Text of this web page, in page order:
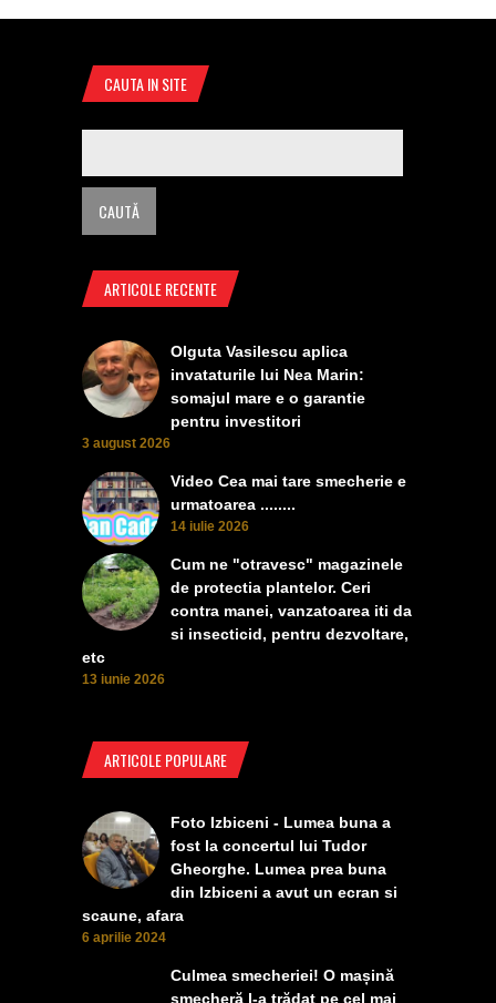
CAUTA IN SITE
ARTICOLE RECENTE
Olguta Vasilescu aplica
invataturile lui Nea Marin:
somajul mare e o garantie
pentru investitori
3 august 2026
Video Cea mai tare smecherie e
urmatoarea ........
14 iulie 2026
Cum ne "otravesc" magazinele
de protectia plantelor. Ceri
contra manei, vanzatoarea iti da
si insecticid, pentru dezvoltare,
etc
13 iunie 2026
ARTICOLE POPULARE
Foto Izbiceni - Lumea buna a
fost la concertul lui Tudor
Gheorghe. Lumea prea buna
din Izbiceni a avut un ecran si
scaune, afara
6 aprilie 2024
Culmea smecheriei! O mașină
șmecheră l-a trădat pe cel mai